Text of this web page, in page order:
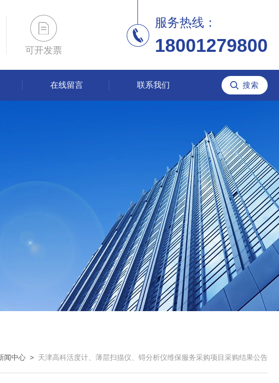
可开发票
服务热线：
18001279800
在线留言 联系我们
闻中心 > 天津高科活度计、薄层扫描仪、锝分析仪维保服务采购项目采购结果公告